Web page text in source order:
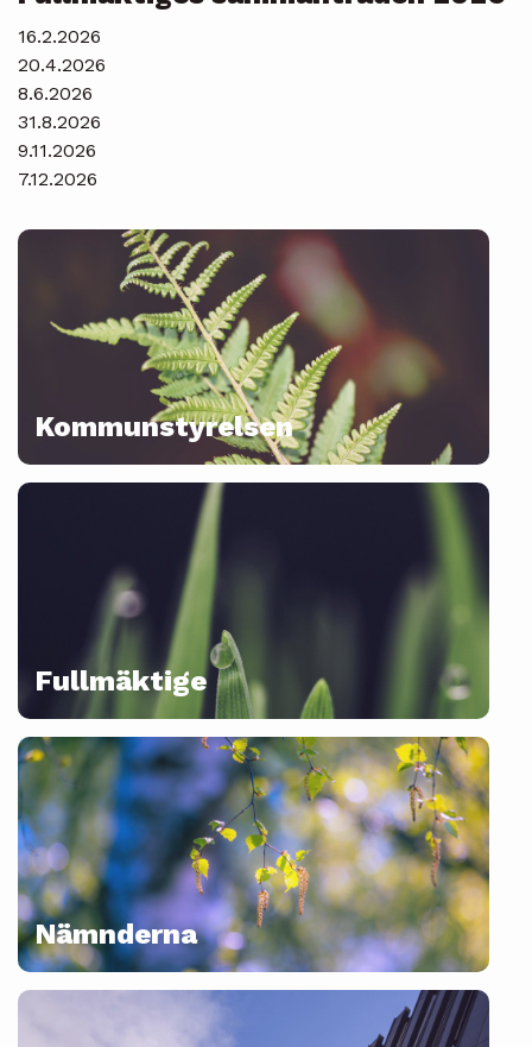
16.2.2026
20.4.2026
8.6.2026
31.8.2026
9.11.2026
7.12.2026
Kommunstyrelsen
Fullmäktige
Nämnderna